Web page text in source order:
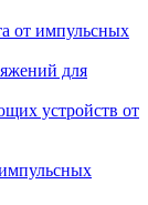
от импульсных
для
устройств от